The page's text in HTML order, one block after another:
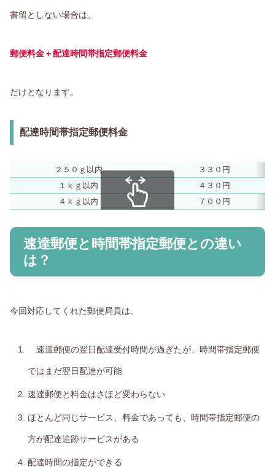
書留としない場合は、
郵便料金＋配達時間帯指定郵便料金
だけとなります。
配達時間帯指定郵便料金
２５０ｇ以内
３３０円
１ｋｇ以内
４３０円
４ｋｇ以内
７００円
速達郵便と時間帯指定郵便との違い
は？
今回対応してくれた郵便局員は、
速達郵便の翌日配達受付時間が過ぎたが、時間帯指定郵便
ではまだ翌日配達が可能
速達郵便と料金はさほど変わらない
ほとんど同じサービス、料金であっても、時間帯指定郵便の
方が配達追跡サービスがある
配達時間の指定ができる